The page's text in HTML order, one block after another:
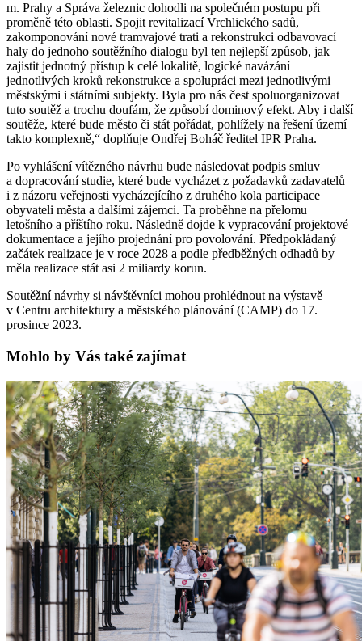
m. Prahy a Správa železnic dohodli na společném postupu při
proměně této oblasti. Spojit revitalizací Vrchlického sadů,
zakomponování nové tramvajové trati a rekonstrukci odbavovací
haly do jednoho soutěžního dialogu byl ten nejlepší způsob, jak
zajistit jednotný přístup k celé lokalitě, logické navázání
jednotlivých kroků rekonstrukce a spolupráci mezi jednotlivými
městskými i státními subjekty. Byla pro nás čest spoluorganizovat
tuto soutěž a trochu doufám, že způsobí dominový efekt. Aby i další
soutěže, které bude město či stát pořádat, pohlížely na řešení území
takto komplexně,“ doplňuje Ondřej Boháč ředitel IPR Praha.
Po vyhlášení vítězného návrhu bude následovat podpis smluv
a dopracování studie, které bude vycházet z požadavků zadavatelů
i z názoru veřejnosti vycházejícího z druhého kola participace
obyvateli města a dalšími zájemci. Ta proběhne na přelomu
letošního a příštího roku. Následně dojde k vypracování projektové
dokumentace a jejího projednání pro povolování. Předpokládaný
začátek realizace je v roce 2028 a podle předběžných odhadů by
měla realizace stát asi 2 miliardy korun.
Soutěžní návrhy si návštěvníci mohou prohlédnout na výstavě
v Centru architektury a městského plánování (CAMP) do 17.
prosince 2023.
Mohlo by Vás také zajímat